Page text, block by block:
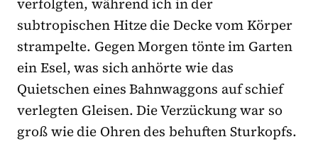
verfolgten, während ich in der
subtropischen Hitze die Decke vom Körper
strampelte. Gegen Morgen tönte im Garten
ein Esel, was sich anhörte wie das
Quietschen eines Bahnwaggons auf schief
verlegten Gleisen. Die Verzückung war so
groß wie die Ohren des behuften Sturkopfs.